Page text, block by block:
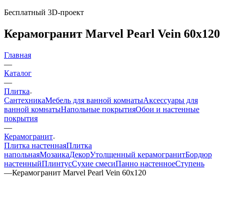
Бесплатный 3D-проект
Керамогранит Marvel Pearl Vein 60x120
Главная
—
Каталог
—
Плитка
СантехникаМебель для ванной комнатыАксессуары для
ванной комнатыНапольные покрытияОбои и настенные
покрытия
—
Керамогранит
Плитка настеннаяПлитка
напольнаяМозаикаДекорУтолщенный керамогранитБордюр
настенныйПлинтусСухие смесиПанно настенноеСтупень
—Керамогранит Marvel Pearl Vein 60x120